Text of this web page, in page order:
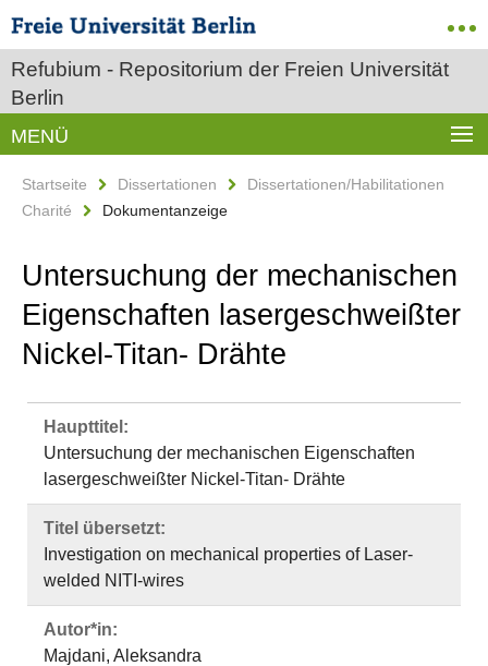
Refubium - Repositorium der Freien Universität
Berlin
MENÜ
Startseite Dissertationen
Dissertationen/Habilitationen
Charité
Dokumentanzeige
Untersuchung der mechanischen
Eigenschaften lasergeschweißter
Nickel-Titan- Drähte
Haupttitel:
Untersuchung der mechanischen Eigenschaften
lasergeschweißter Nickel-Titan- Drähte
Titel übersetzt:
Investigation on mechanical properties of Laser-
welded NITI-wires
Autor*in:
Majdani, Aleksandra